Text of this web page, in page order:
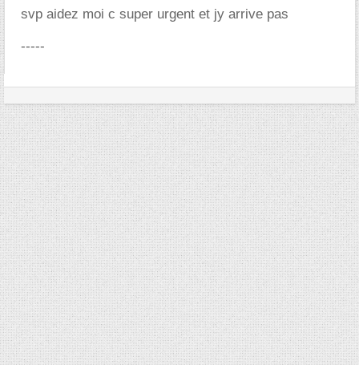
svp aidez moi c super urgent et jy arrive pas
-----